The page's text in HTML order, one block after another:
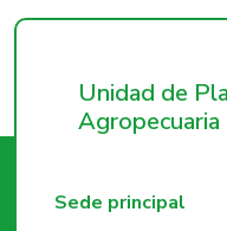
Unidad de
Sede principal